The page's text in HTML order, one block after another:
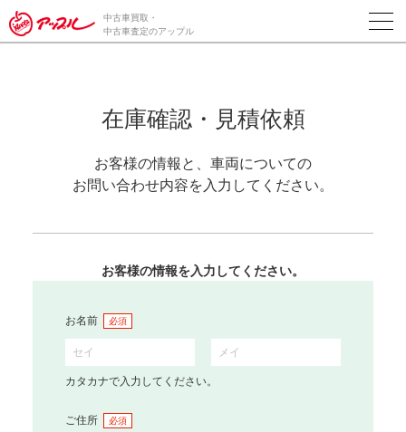
中古車買取・
中古車査定のアップル
在庫確認・見積依頼
お客様の情報と、車両についての
お問い合わせ内容を入力してください。
お客様の情報を入力してください。
お名前 必須
カタカナで入力してください。
ご住所 必須